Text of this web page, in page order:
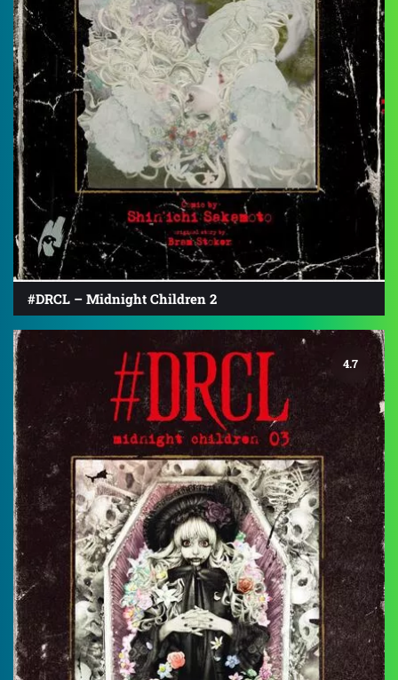
#DRCL – Midnight Children 2
4.7